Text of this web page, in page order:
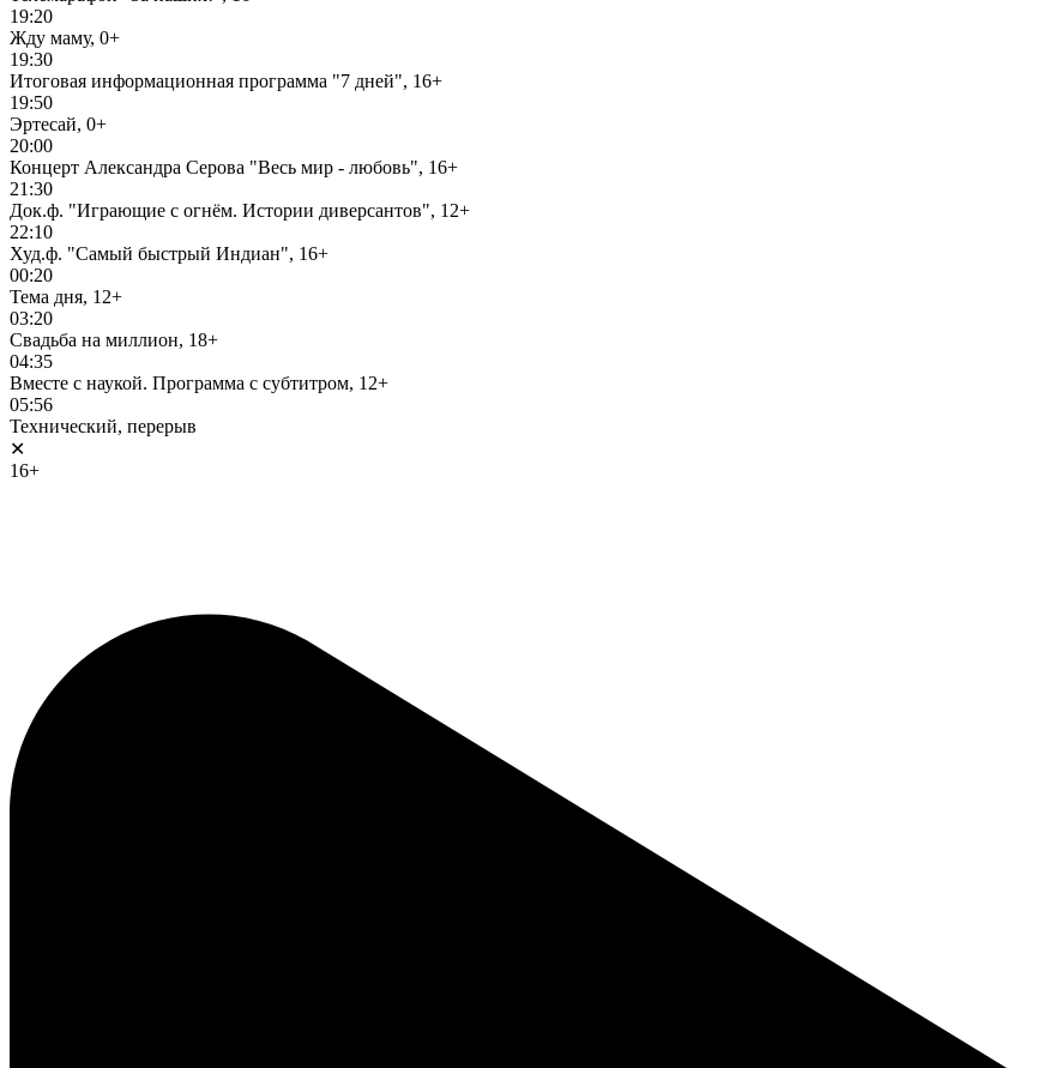
19:20
Жду маму, 0+
19:30
Итоговая информационная программа "7 дней", 16+
19:50
Эртесай, 0+
20:00
Концерт Александра Серова "Весь мир - любовь", 16+
21:30
Док.ф. "Играющие с огнём. Истории диверсантов", 12+
22:10
Худ.ф. "Самый быстрый Индиан", 16+
00:20
Тема дня, 12+
03:20
Свадьба на миллион, 18+
04:35
Вместе с наукой. Программа с субтитром, 12+
05:56
Технический, перерыв
✕
16+